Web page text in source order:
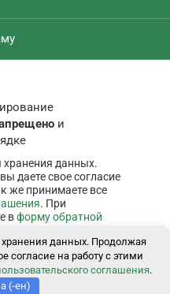
и
хранения данных.
даете свое согласие
же принимаете все
. При
вформу обратной
хранения данных. Продолжая
согласие на работу с этими
соглашения.
(-ен)